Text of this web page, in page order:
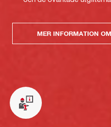
MER INFORMATION